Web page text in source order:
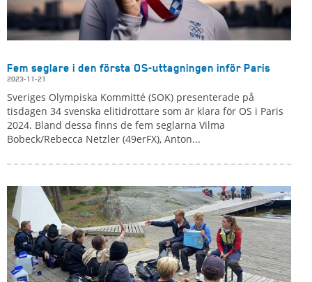
Fem seglare i den första OS-uttagningen inför Paris
2023-11-21
Sveriges Olympiska Kommitté (SOK) presenterade på
tisdagen 34 svenska elitidrottare som är klara för OS i Paris
2024. Bland dessa finns de fem seglarna Vilma
Bobeck/Rebecca Netzler (49erFX), Anton...